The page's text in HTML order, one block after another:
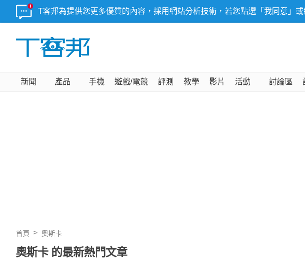
T客邦為提供您更多優質的內容，採用網站分析技術，若您點選「我同意」
新聞 產品 手機 遊戲/電競 評測 教學 影片 活動 討論區
首頁 奧斯卡
奧斯卡 的最新熱門文章